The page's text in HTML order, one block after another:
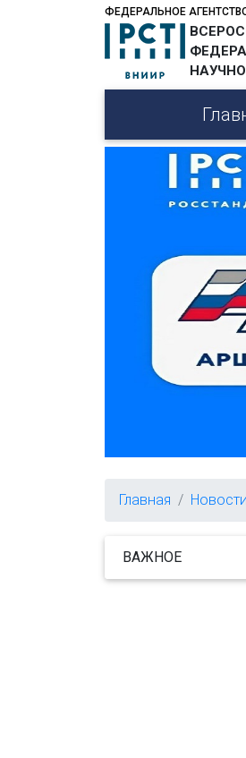
ФЕДЕРАЛЬНОЕ
Главная Новости
ВАЖНОЕ